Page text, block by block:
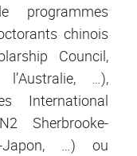
programmes
chinois
Council,
…),
International
Sherbrooke-
Japon, …) ou